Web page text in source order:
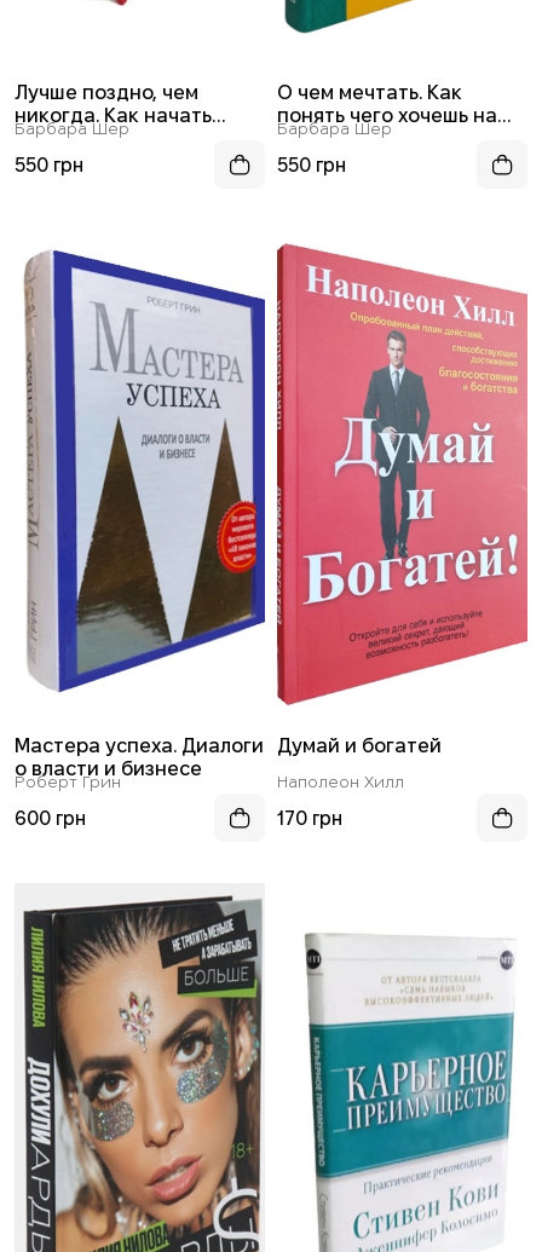
Лучше поздно, чем
никогда. Как начать
новую жизнь в любом
возрасте
Барбара Шер
550 грн
О чем мечтать. Как
понять чего хочешь на
самом деле, и как этого
добиться
Барбара Шер
550 грн
Мастера успеха. Диалоги
о власти и бизнесе
Роберт Грин
600 грн
Думай и богатей
Наполеон Хилл
170 грн